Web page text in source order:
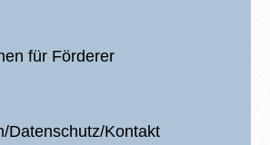
für Förderer
Datenschutz/Kontakt